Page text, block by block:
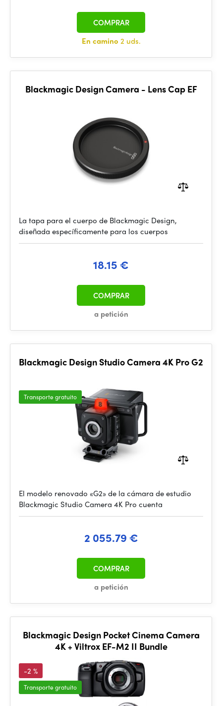
En camino 2 uds.
COMPRAR
Blackmagic Design Camera - Lens Cap EF
La tapa para el cuerpo de Blackmagic Design,
diseñada específicamente para los cuerpos
18.15 €
a petición
COMPRAR
Blackmagic Design Studio Camera 4K Pro G2
Transporte gratuito
El modelo renovado «G2» de la cámara de estudio
Blackmagic Studio Camera 4K Pro cuenta
2 055.79 €
a petición
COMPRAR
Blackmagic Design Pocket Cinema Camera
4K + Viltrox EF-M2 II Bundle
-2 %
Transporte gratuito